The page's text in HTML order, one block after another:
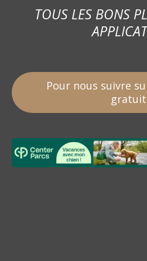
TOUS LES BONS
Pour nous suivre